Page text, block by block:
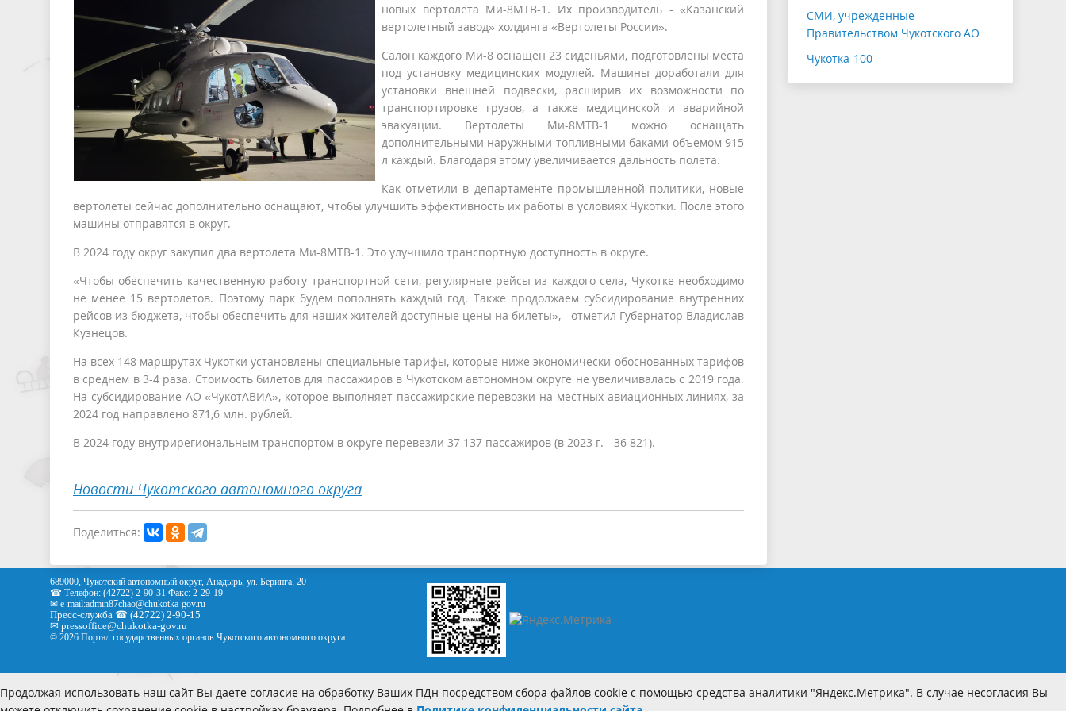
новых вертолета Ми-8МТВ-1. Их производитель - «Казанский
вертолетный завод» холдинга «Вертолеты России».
Салон каждого Ми-8 оснащен 23 сиденьями, подготовлены места
под установку медицинских модулей. Машины доработали для
установки внешней подвески, расширив их возможности по
транспортировке грузов, а также медицинской и аварийной
эвакуации. Вертолеты Ми-8МТВ-1 можно оснащать
дополнительными наружными топливными баками объемом 915
л каждый. Благодаря этому увеличивается дальность полета.
Как отметили в департаменте промышленной политики, новые
вертолеты сейчас дополнительно оснащают, чтобы улучшить эффективность их работы в условиях Чукотки. После этого
машины отправятся в округ.
В 2024 году округ закупил два вертолета Ми-8МТВ-1. Это улучшило транспортную доступность в округе.
«Чтобы обеспечить качественную работу транспортной сети, регулярные рейсы из каждого села, Чукотке необходимо
не менее 15 вертолетов. Поэтому парк будем пополнять каждый год. Также продолжаем субсидирование внутренних
рейсов из бюджета, чтобы обеспечить для наших жителей доступные цены на билеты», - отметил Губернатор Владислав
Кузнецов.
На всех 148 маршрутах Чукотки установлены специальные тарифы, которые ниже экономически-обоснованных тарифов
в среднем в 3-4 раза. Стоимость билетов для пассажиров в Чукотском автономном округе не увеличивалась с 2019 года.
На субсидирование АО «ЧукотАВИА», которое выполняет пассажирские перевозки на местных авиационных линиях, за
2024 год направлено 871,6 млн. рублей.
В 2024 году внутрирегиональным транспортом в округе перевезли 37 137 пассажиров (в 2023 г. - 36 821).
Новости Чукотского автономного округа
Поделиться:
СМИ, учрежденные
Правительством Чукотского АО
Чукотка-100
689000, Чукотский автономный округ, Анадырь, ул. Беринга, 20
☎ Телефон: (42722) 2-90-31 Факс: 2-29-19
✉ e-mail:admin87chao@chukotka-gov.ru
Пресс-служба ☎ (42722) 2-90-15
✉ pressoffice@chukotka-gov.ru
© 2026 Портал государственных органов Чукотского автономного округа
Продолжая использовать наш сайт Вы даете согласие на обработку Ваших ПДн посредством сбора файлов cookie с помощью средства аналитики "Яндекс.Метрика". В случае несогласия Вы